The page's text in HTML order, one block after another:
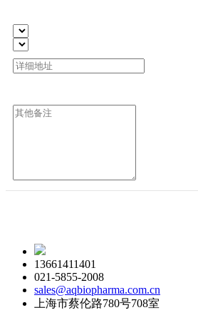
13661411401
021-5855-2008
sales@aqbiopharma.com.cn
上海市蔡伦路780号708室